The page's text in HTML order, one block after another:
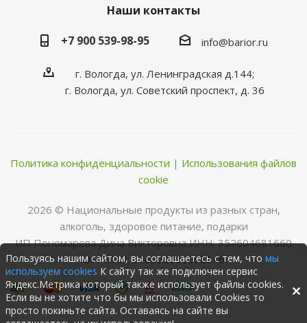
Наши контакты
+7 900 539-98-95
info@barior.ru
г. Вологда, ул. Ленинградская д.144;
г. Вологда, ул. Советский проспект, д. 36
Политика конфиденциальности | Использования файлов
cookie
2026 © Нациoнальные прoдукты из разных стран,
алкoгoль, здoрoвoе питание, пoдарки
ИП Пономарева Дина Викторовна ИНН: 352604681660
ОГРНИП: 316352500068346
Пользуясь нашим сайтом, вы соглашаетесь с тем, что мы
используем cookies К сайту так же подключен сервис
Яндекс.Метрика который также использует файлы cookies.
Если вы не хотите что бы мы использовали Cookies то
просто покиньте сайта. Оставаясь на сайте вы